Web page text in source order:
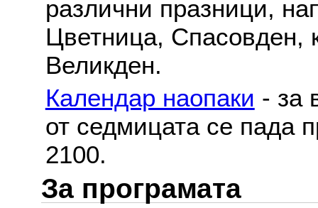
различни празници,
Цветница, Спасовден,
Великден.
Календар наопаки - за
от седмицата се пада
2100.
За програмата